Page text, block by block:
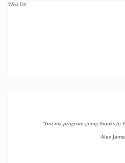
Wiki Dll
”Got my program going thanks to
Alex